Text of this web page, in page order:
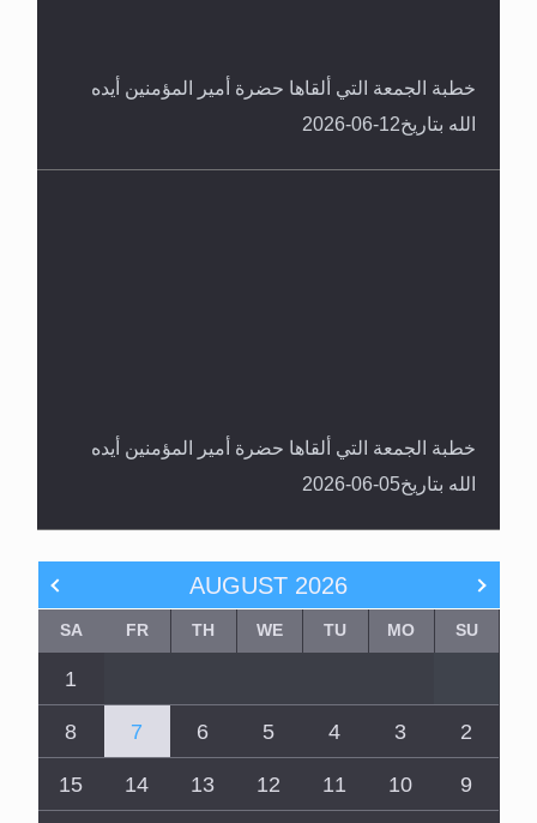
خطبة الجمعة التي ألقاها حضرة أمير المؤمنين أيده
الله بتاريخ12-06-2026
خطبة الجمعة التي ألقاها حضرة أمير المؤمنين أيده
الله بتاريخ05-06-2026
AUGUST 2026
SU
MO
TU
WE
TH
FR
SA
1
2
3
4
5
6
7
8
9
10
11
12
13
14
15